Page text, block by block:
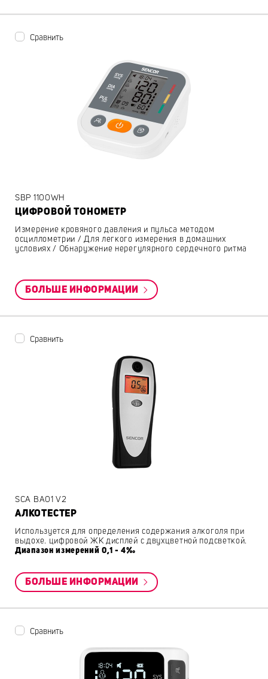
Сравнить
SBP 1100WH
ЦИФРОВОЙ ТОНОМЕТР
Измерение кровяного давления и пульса методом
осциллометрии / Для легкого измерения в домашних
условиях / Обнаружение нерегулярного сердечного ритма
БОЛЬШЕ ИНФОРМАЦИИ
Сравнить
SCA BA01 V2
АЛКОТЕСТЕР
Используется для определения содержания алкоголя при
выдохе. цифровой ЖК дисплей с двухцветной подсветкой.
Диапазон измерений 0,1 - 4‰
БОЛЬШЕ ИНФОРМАЦИИ
Сравнить